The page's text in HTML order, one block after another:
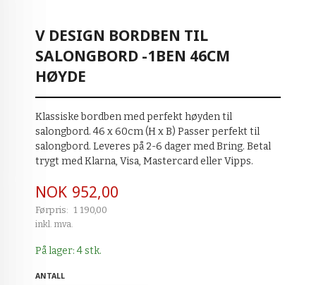
V DESIGN BORDBEN TIL
SALONGBORD -1BEN 46CM
HØYDE
Klassiske bordben med perfekt høyden til
salongbord. 46 x 60cm (H x B) Passer perfekt til
salongbord. Leveres på 2-6 dager med Bring. Betal
trygt med Klarna, Visa, Mastercard eller Vipps.
Tilbud
NOK 952,00
Førpris: 1 190,00
Rabatt
inkl. mva.
På lager: 4 stk.
ANTALL